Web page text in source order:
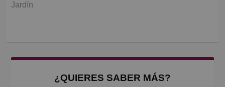
Jardín
¿QUIERES SABER MÁS?